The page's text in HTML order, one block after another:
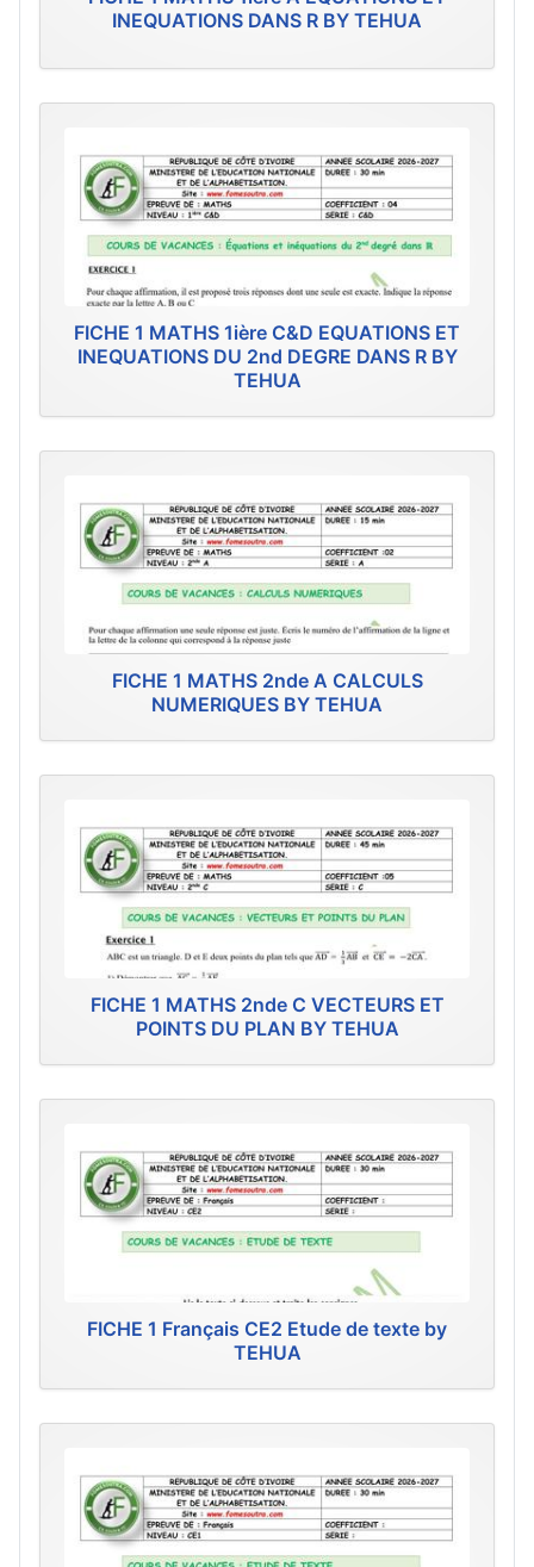
INEQUATIONS DANS R BY TEHUA
FICHE 1 MATHS 1ière C&D EQUATIONS ET
INEQUATIONS DU 2nd DEGRE DANS R BY
TEHUA
FICHE 1 MATHS 2nde A CALCULS
NUMERIQUES BY TEHUA
FICHE 1 MATHS 2nde C VECTEURS ET
POINTS DU PLAN BY TEHUA
FICHE 1 Français CE2 Etude de texte by
TEHUA